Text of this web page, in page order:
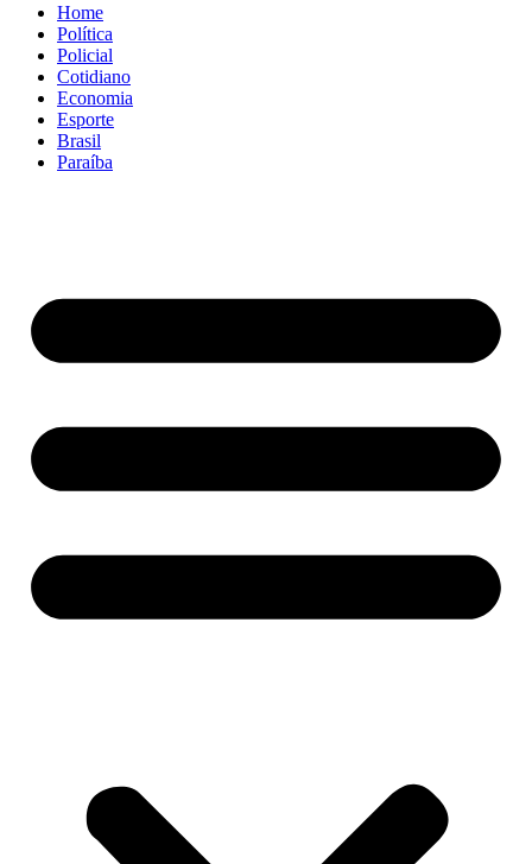
Home
Política
Policial
Cotidiano
Economia
Esporte
Brasil
Paraíba